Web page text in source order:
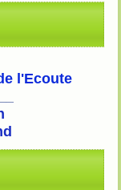
l'Ecoute